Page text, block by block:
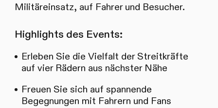
Militäreinsatz, auf Fahrer und Besucher.
Highlights des Events:
Erleben Sie die Vielfalt der Streitkräfte
auf vier Rädern aus nächster Nähe
Freuen Sie sich auf spannende
Begegnungen mit Fahrern und Fans